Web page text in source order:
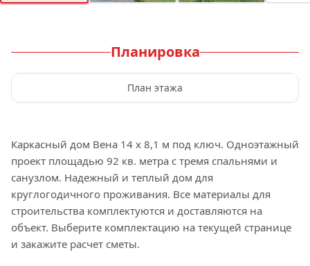
Планировка
План этажа
Каркасный дом Вена 14 x 8,1 м под ключ. Одноэтажный
проект площадью 92 кв. метра с тремя спальнями и
санузлом. Надежный и теплый дом для
круглогодичного проживания. Все материалы для
строительства комплектуются и доставляются на
объект. Выберите комплектацию на текущей странице
и закажите расчет сметы.